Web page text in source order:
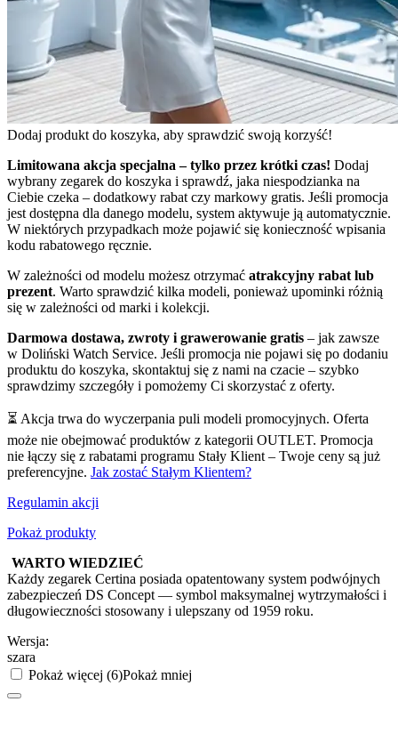
Dodaj produkt do koszyka, aby sprawdzić swoją korzyść!
Limitowana akcja specjalna – tylko przez krótki czas! Dodaj
wybrany zegarek do koszyka i sprawdź, jaka niespodzianka na
Ciebie czeka – dodatkowy rabat czy markowy gratis. Jeśli promocja
jest dostępna dla danego modelu, system aktywuje ją automatycznie.
W niektórych przypadkach może pojawić się konieczność wpisania
kodu rabatowego ręcznie.
W zależności od modelu możesz otrzymać atrakcyjny rabat lub
prezent. Warto sprawdzić kilka modeli, ponieważ upominki różnią
się w zależności od marki i kolekcji.
Darmowa dostawa, zwroty i grawerowanie gratis – jak zawsze
w Doliński Watch Service. Jeśli promocja nie pojawi się po dodaniu
produktu do koszyka, skontaktuj się z nami na czacie – szybko
sprawdzimy szczegóły i pomożemy Ci skorzystać z oferty.
⏳ Akcja trwa do wyczerpania puli modeli promocyjnych. Oferta
może nie obejmować produktów z kategorii OUTLET. Promocja
nie łączy się z rabatami programu Stały Klient – Twoje ceny są już
preferencyjne. Jak zostać Stałym Klientem?
Regulamin akcji
Pokaż produkty
WARTO WIEDZIEĆ
Każdy zegarek Certina posiada opatentowany system podwójnych
zabezpieczeń DS Concept — symbol maksymalnej wytrzymałości i
długowieczności stosowany i ulepszany od 1959 roku.
Wersja:
szara
Pokaż więcej (6)Pokaż mniej